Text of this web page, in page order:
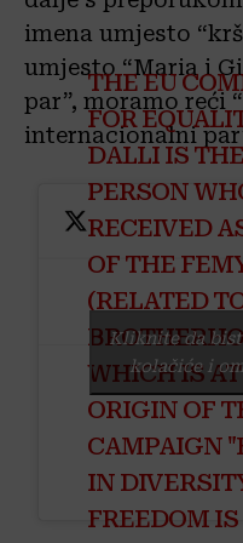
imena umjesto
umjesto “Maria i
par”, moramo reći
internacionalni
THE EU
FOR
DALLI IS
PERSON
RECEIVED
OF THE
(RELATED
WHICH IS
ORIGIN OF
CAMPAIGN
IN
FREEDOM
Kliknite da
kolačiće i